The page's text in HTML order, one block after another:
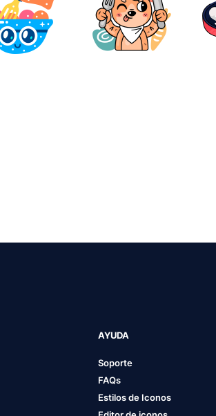
AYUDA
Soporte
FAQs
Estilos de Iconos